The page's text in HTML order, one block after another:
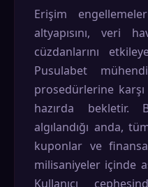
Erişim
altyapısını, veri
cüzdanlarını
Pusulabet
prosedürlerine karşı
hazırda bekletir.
algılandığı anda,
kuponlar ve
milisaniyeler içinde
Kullanıcı